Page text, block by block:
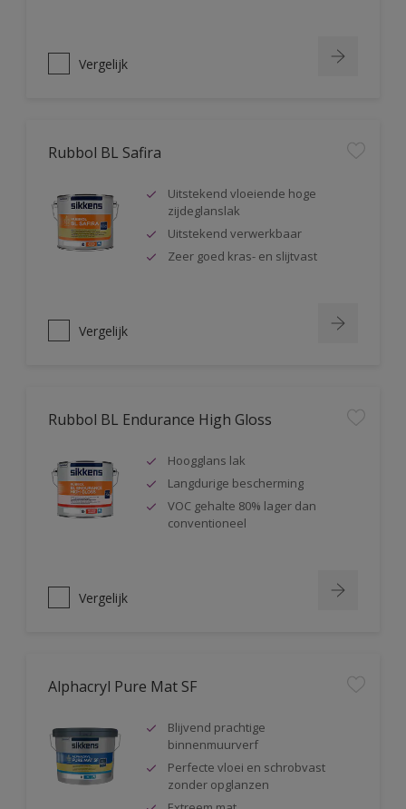
Vergelijk
Rubbol BL Safira
Uitstekend vloeiende hoge
zijdeglanslak
Uitstekend verwerkbaar
Zeer goed kras- en slijtvast
Vergelijk
Rubbol BL Endurance High Gloss
Hoogglans lak
Langdurige bescherming
VOC gehalte 80% lager dan
conventioneel
Vergelijk
Alphacryl Pure Mat SF
Blijvend prachtige
binnenmuurverf
Perfecte vloei en schrobvast
zonder opglanzen